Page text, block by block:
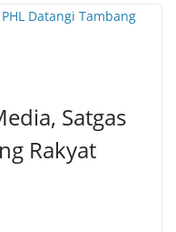
Satgas
Rakyat